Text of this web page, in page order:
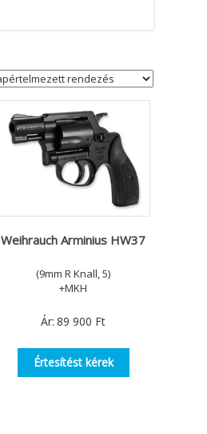
Weihrauch Arminius HW37
(9mm R Knall, 5)
+MKH
Ár: 89 900 Ft
Értesítést kérek